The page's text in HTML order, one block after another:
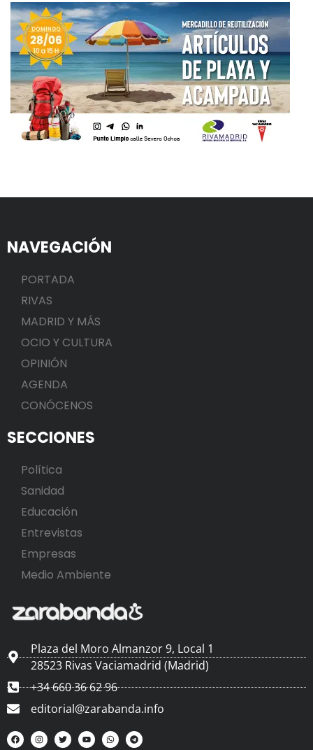
NAVEGACIÓN
PORTADA
RIVAS
MADRID Y MÁS
OCIO Y CULTURA
OPINIÓN
AGENDA
CONÓCENOS
SECCIONES
Política
Sanidad
Educación
Entrevistas
Empresas
Medio Ambiente
Plaza del Moro Almanzor 9, Local 1
28523 Rivas Vaciamadrid (Madrid)
+34 660 36 62 96
editorial@zarabanda.info